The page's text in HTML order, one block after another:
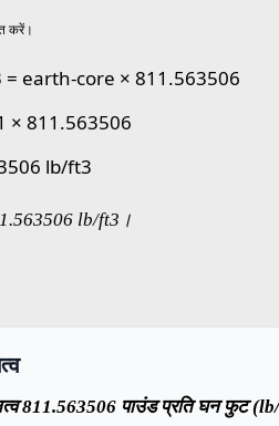
करें।
= earth-core × 811.563506
× 811.563506
lb/ft3
lb/ft3।
811.563506 पाउंड प्रति घन फुट (lb/